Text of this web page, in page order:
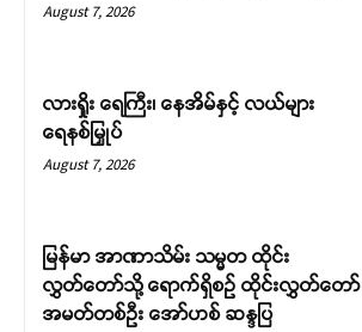
August 7, 2026
လားရှိုး ရေကြီး၊ နေအိမ်နှင့် လယ်များ
ရေနစ်မြှုပ်
August 7, 2026
မြန်မာ အာဏာသိမ်း သမ္မတ ထိုင်း
လွှတ်တော်သို့ ရောက်ရှိစဉ် ထိုင်းလွှတ်တော်
အမတ်တစ်ဦး အော်ဟစ် ဆန္ဒပြ